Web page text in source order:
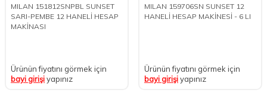
MILAN 151812SNPBL SUNSET
SARI-PEMBE 12 HANELİ HESAP
MAKİNASI
Ürünün fiyatını görmek için
bayi girişiyapınız
MILAN 159706SN SUNSET 12
HANELİ HESAP MAKİNESİ - 6 LI
Ürünün fiyatını görmek için
bayi girişiyapınız